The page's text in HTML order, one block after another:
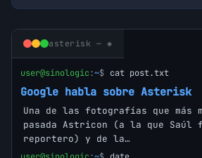
asterisk — ◈
user@sinologic:~$ cat post.txt
Google habla sobre Asterisk
Una de las fotografías que más
pasada Astricon (a la que Saúl
reportero) y de la…